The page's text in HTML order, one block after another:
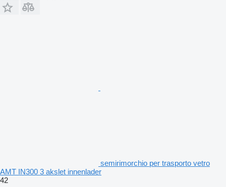
semirimorchio per trasporto vetro
AMT IN300 3 akslet innenlader
42